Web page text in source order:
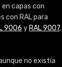
capas con
con RAL para
9006 y RAL 9007,
no existía